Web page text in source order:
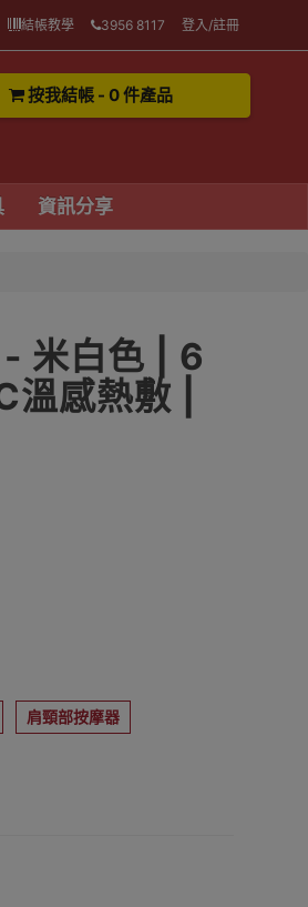
結帳教學 3956 8117 登入/註冊
按我結帳 - 0 件產品
資訊分享
米白色 | 6
感熱敷 |
肩頸部按摩器